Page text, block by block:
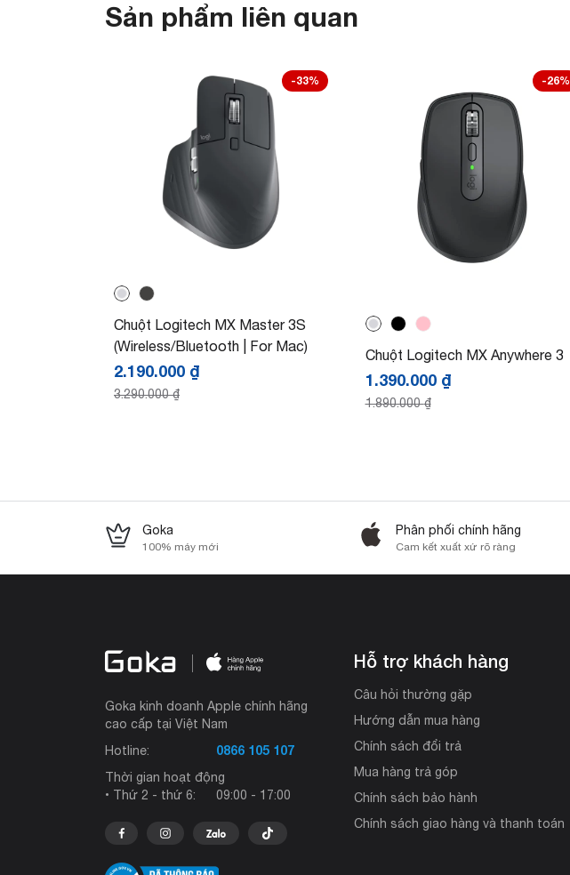
Sản phẩm liên quan
-33%
Chuột Logitech MX Master 3S
(Wireless/Bluetooth | For Mac)
2.190.000 ₫
3.290.000₫
-26%
Chuột Logitech MX Anywhere 3
1.390.000 ₫
1.890.000₫
Goka
100% máy mới
Phân phối chính hãng
Cam kết xuất xứ rõ ràng
Goka kinh doanh Apple chính hãng
cao cấp tại Việt Nam
Hotline:
0866 105 107
Thời gian hoạt động
• Thứ 2 - thứ 6:
09:00 - 17:00
Hỗ trợ khách hàng
Câu hỏi thường gặp
Hướng dẫn mua hàng
Chính sách đổi trả
Mua hàng trả góp
Chính sách bảo hành
Chính sách giao hàng và thanh toán